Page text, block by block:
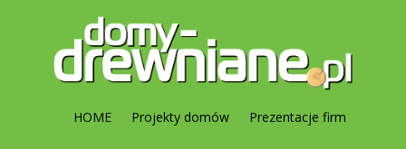
HOME Projekty domów Prezentacje firm